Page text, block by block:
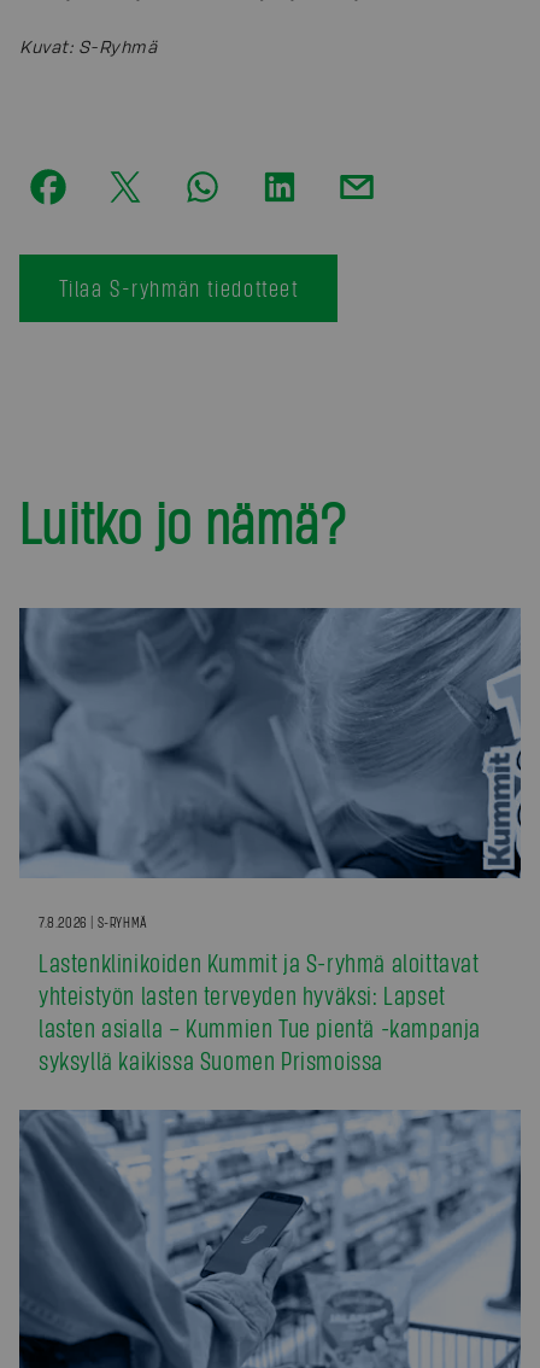
Kuvat: S-Ryhmä
Tilaa S-ryhmän tiedotteet
Luitko jo nämä?
7.8.2026 | S-RYHMÄ
Lastenklinikoiden Kummit ja S-ryhmä aloittavat
yhteistyön lasten terveyden hyväksi: Lapset
lasten asialla – Kummien Tue pientä -kampanja
syksyllä kaikissa Suomen Prismoissa